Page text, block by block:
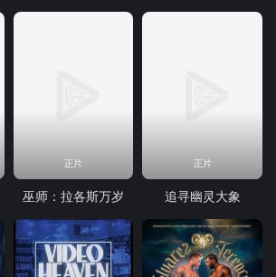
正片
巫师：拉各斯万岁
正片
追寻幽灵大象